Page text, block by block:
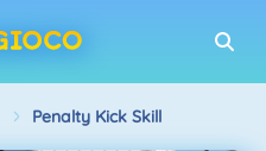
Penalty Kick Skill